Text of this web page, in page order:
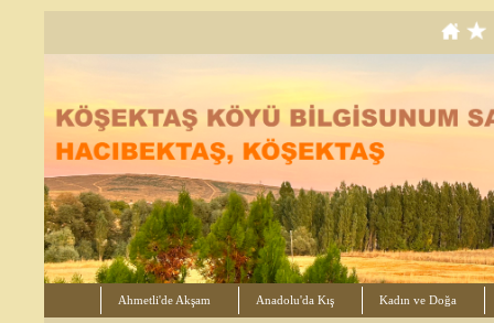
Ahmetli'de Akşam Anadolu'da Kış Kadın ve Doğa